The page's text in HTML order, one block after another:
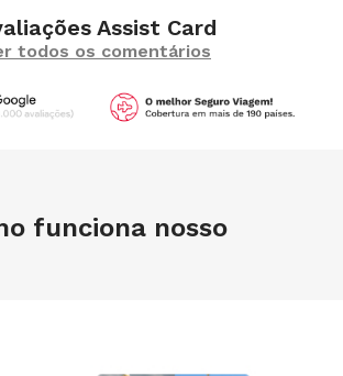
Assist Card
todos os comentários
funciona nosso